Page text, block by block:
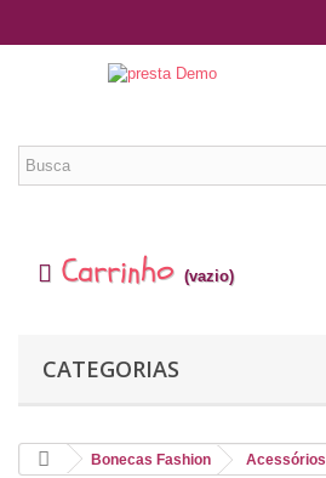
Carrinho (vazio)
CATEGORIAS
Bonecas Fashion Acessórios